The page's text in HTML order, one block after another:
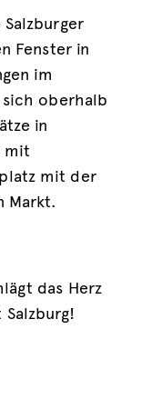
Fenster in
im
oberhalb
in
mit
mit der
Markt.
das Herz